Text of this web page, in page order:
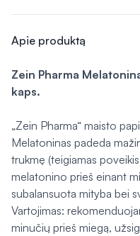
Apie produktą
Zein Pharma
kaps.
„Zein Pharma“ maisto
Melatoninas padeda
trukmę (teigiamas
melatonino prieš einant
subalansuota mityba bei
Vartojimas:
minučių prieš miegą,